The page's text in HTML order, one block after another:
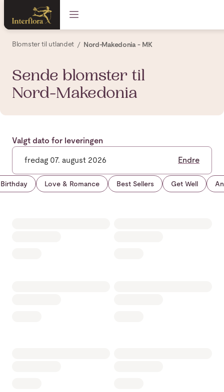
Blomster til utlandet Nord-Makedonia - MK
Sende blomster til
Nord-Makedonia
Valgt dato for leveringen
fredag 07. august 2026 Endre
Birthday Love & Romance Best Sellers Get Well